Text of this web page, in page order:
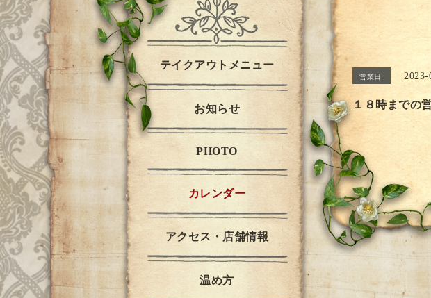
営業日
１８時までの
テイクアウトメニュー
お知らせ
PHOTO
カレンダー
アクセス・店舗情報
温め方